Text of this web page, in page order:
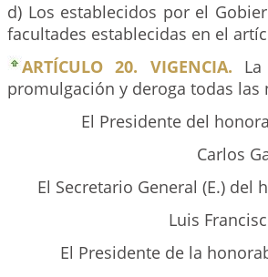
d) Los establecidos por el
facultades establecidas en el
ARTÍCULO 20. VIGENCIA.
promulgación y deroga todas
El Presidente del
Carlos
El Secretario General (E.) del
Luis
El Presidente de la